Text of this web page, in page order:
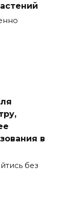
в
без